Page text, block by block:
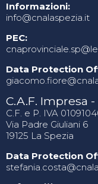
Informazioni:
info@cnalaspezia.it
PEC:
Data Protection
C.A.F. Impresa
C.F. e P. IVA
Via Padre Giuliani 6
19125 La Spezia
Data Protection